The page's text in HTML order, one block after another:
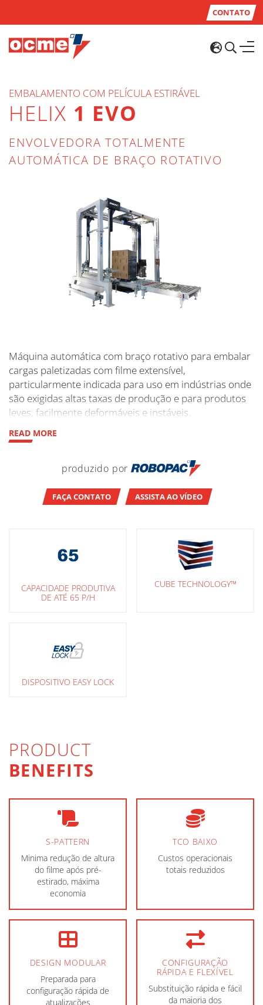
CONTATO
EMBALAMENTO COM PELÍCULA ESTIRÁVEL
HELIX 1 EVO
ENVOLVEDORA TOTALMENTE
AUTOMÁTICA DE BRAÇO ROTATIVO
Máquina automática com braço rotativo para embalar
cargas paletizadas com filme extensível,
particularmente indicada para uso em indústrias onde
são exigidas altas taxas de produção e para produtos
leves, facilmente deformáveis e instáveis.
READ MORE
produzido por
FAÇA CONTATO ASSISTA AO VÍDEO
CAPACIDADE PRODUTIVA
DE ATÉ 65 P/H
CUBE TECHNOLOGY™
DISPOSITIVO EASY LOCK
PRODUCT
BENEFITS
S-PATTERN
Minima redução de altura
do filme após pré-
estirado, máxima
economia
TCO BAIXO
Custos operacionais
totais reduzidos
DESIGN MODULAR
Preparada para
configuração rápida de
atualizações
CONFIGURAÇÃO
RÁPIDA E FLEXÍVEL
Substituição rápida e fácil
da maioria dos